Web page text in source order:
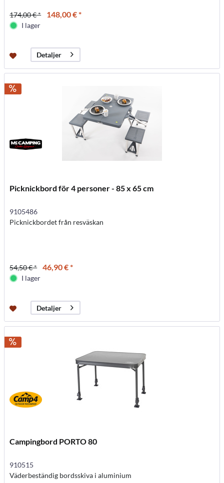
174,00 € * 148,00 € *
I lager
Detaljer
Picknickbord för 4 personer - 85 x 65 cm
9105486
Picknickbordet från resväskan
54,50 € * 46,90 € *
I lager
Detaljer
Campingbord PORTO 80
910515
Väderbeständig bordsskiva i aluminium